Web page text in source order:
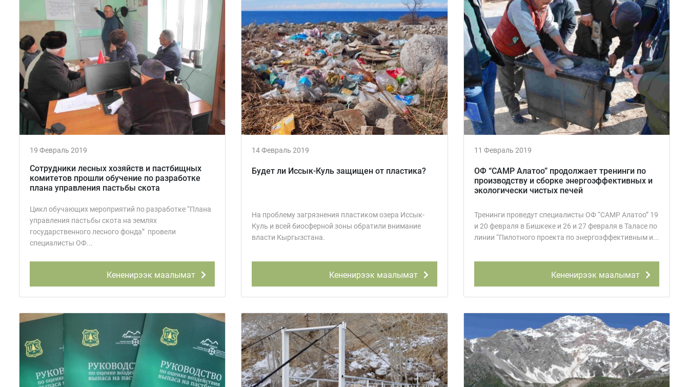
19 Февраль 2019
Сотрудники лесных хозяйств и пастбищных
комитетов прошли обучение по разработке
плана управления пастьбы скота
Цикл обучающих мероприятий по разработке “Плана
управления пастьбы скота на землях
государственного лесного фонда” провели
специалисты ОФ...
Кененирээк маалымат
14 Февраль 2019
Будет ли Иссык-Куль защищен от пластика?
На проблему загрязнения пластиком озера Иссык-
Куль и всей биосферной зоны обратили внимание
власти Кыргызстана.
Кененирээк маалымат
11 Февраль 2019
ОФ “CAMP Алатоо” продолжает тренинги по
производству и сборке энергоэффективных и
экологически чистых печей
Тренинги проведут специалисты ОФ “CAMP Алатоо” 19
и 20 февраля в Бишкеке и 26 и 27 февраля в Таласе по
линии “Пилотного проекта по энергоэффективным и...
Кененирээк маалымат